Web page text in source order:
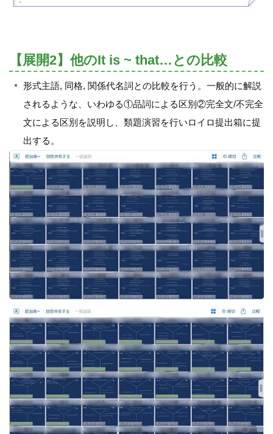
【展開2】他のIt is ~ that…との比較
形式主語, 同格, 関係代名詞との比較を行う。一般的に解説
されるような、いわゆる①品詞による区別②完全文/不完全
文による区別を説明し、類題演習を行いロイロ提出箱に提
出する。